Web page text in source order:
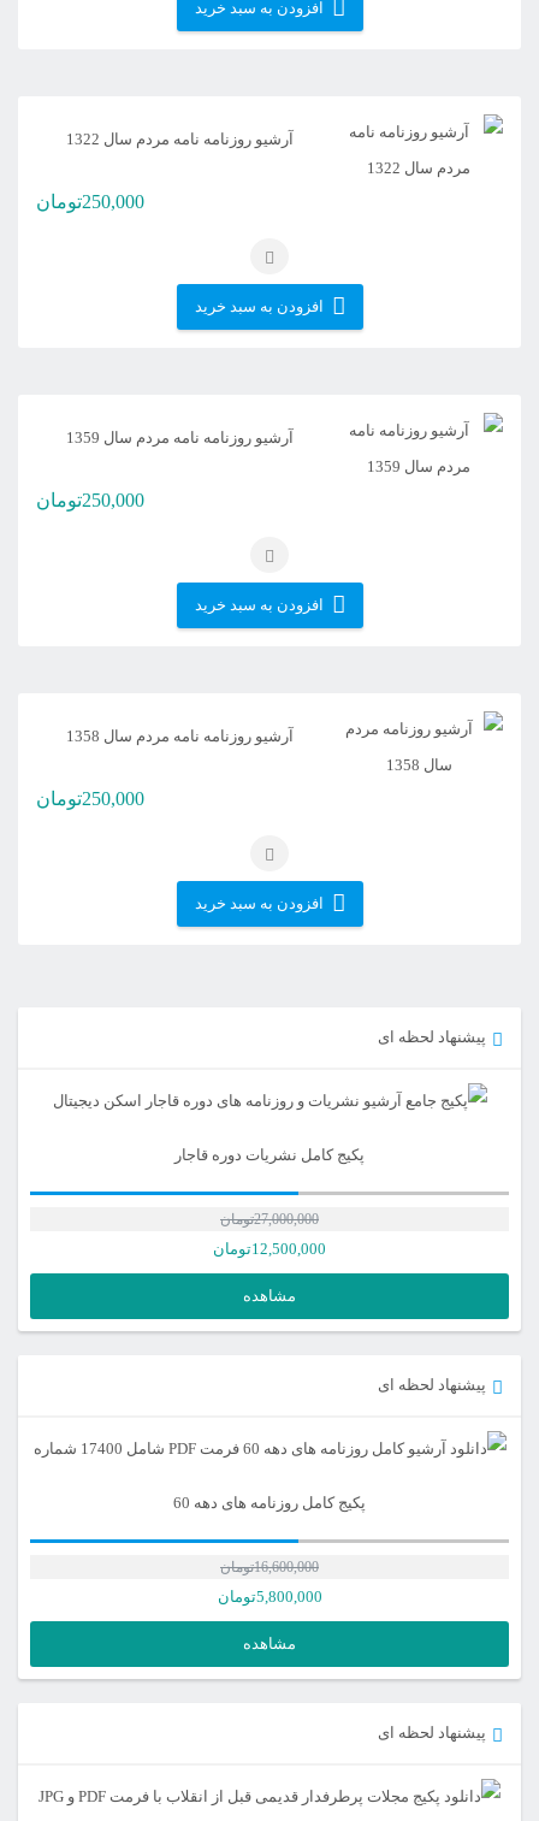
افزودن به سبد خرید
آرشیو روزنامه نامه مردم سال 1322
250,000تومان
افزودن به سبد خرید
آرشیو روزنامه نامه مردم سال 1359
250,000تومان
افزودن به سبد خرید
آرشیو روزنامه نامه مردم سال 1358
250,000تومان
افزودن به سبد خرید
پیشنهاد لحظه ای
پکیج کامل نشریات دوره قاجار
27,000,000تومان
12,500,000تومان
مشاهده
پیشنهاد لحظه ای
پکیج کامل روزنامه های دهه 60
16,600,000تومان
5,800,000تومان
مشاهده
پیشنهاد لحظه ای